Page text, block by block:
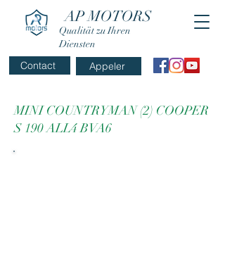
AP MOTORS
Qualität zu Ihren
Diensten
Appeler
Contact
MINI COUNTRYMAN (2) COOPER
S 190 ALL4 BVA6